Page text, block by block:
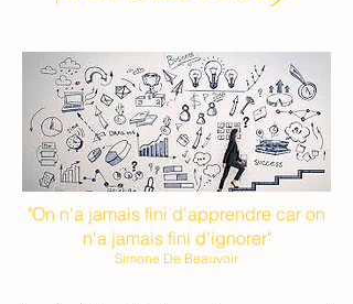
"On n'a jamais fini d'apprendre car on
n'a jamais fini d'ignorer"
Simone De Beauvoir